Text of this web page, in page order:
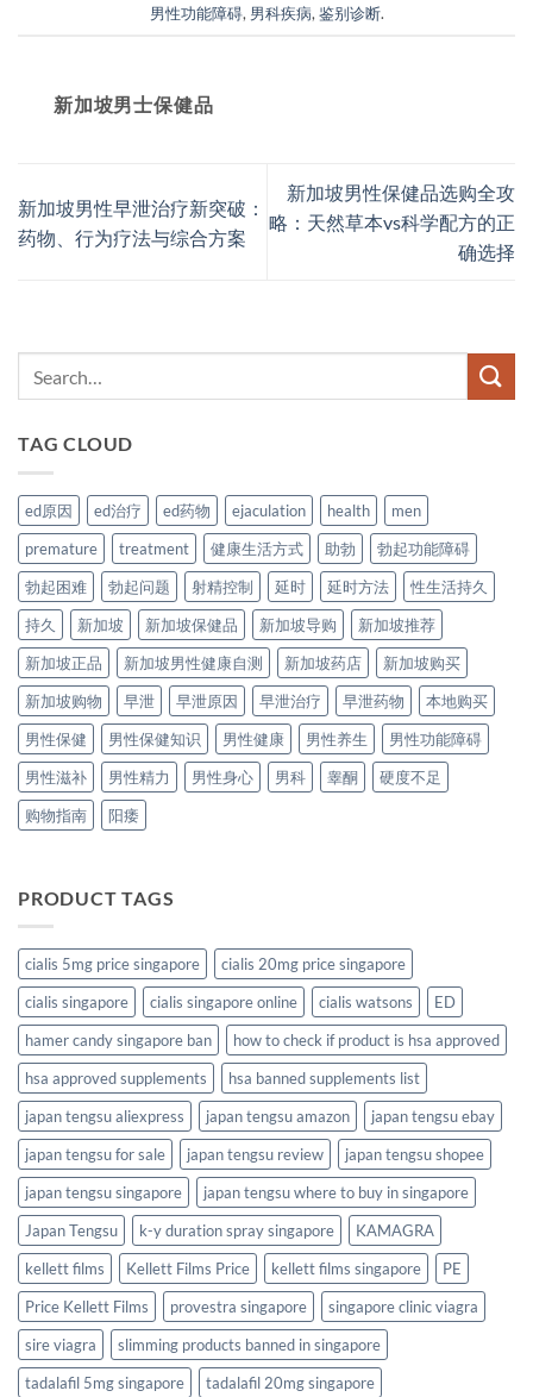
男性功能障碍, 男科疾病,鉴别诊断.
新加坡男士保健品
新加坡男性早泄治疗新突破：
药物、行为疗法与综合方案
新加坡男性保健品选购全攻
略：天然草本vs科学配方的正
确选择
TAG CLOUD
ed原因 ed治疗 ed药物 ejaculation health
men
premature
treatment 健康生活方式 助勃
勃起功能障碍
勃起困难
勃起问题 射精控制 延时 延时方法
性生活持久
持久
新加坡 新加坡保健品 新加坡导购
新加坡推荐
新加坡正品
新加坡男性健康自测 新加坡药店
新加坡购买
新加坡购物
早泄 早泄原因 早泄治疗 早泄药物
本地购买
男性保健
男性保健知识 男性健康 男性养生
男性功能障碍
男性滋补
男性精力 男性身心 男科 睾酮
硬度不足
购物指南
阳痿
PRODUCT TAGS
cialis 5mg price singapore
cialis 20mg price singapore
cialis singapore
cialis singapore online cialis watsons
ED
hamer candy singapore ban
how to check if product is hsa approved
hsa approved supplements
hsa banned supplements list
japan tengsu aliexpress
japan tengsu amazon
japan tengsu ebay
japan tengsu for sale
japan tengsu review
japan tengsu shopee
japan tengsu singapore
japan tengsu where to buy in singapore
Japan Tengsu
k-y duration spray singapore
KAMAGRA
kellett films
Kellett Films Price kellett films singapore
PE
Price Kellett Films
provestra singapore
singapore clinic viagra
sire viagra
slimming products banned in singapore
tadalafil 5mg singapore
tadalafil 20mg singapore